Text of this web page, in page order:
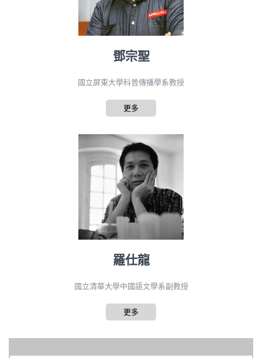
鄧宗聖
國立屏東大學科普傳播學系教授
更多
羅仕龍
國立清華大學中國語文學系副教授
更多